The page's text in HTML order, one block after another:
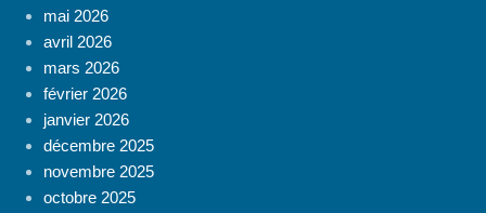
mai 2026
avril 2026
mars 2026
février 2026
janvier 2026
décembre 2025
novembre 2025
octobre 2025